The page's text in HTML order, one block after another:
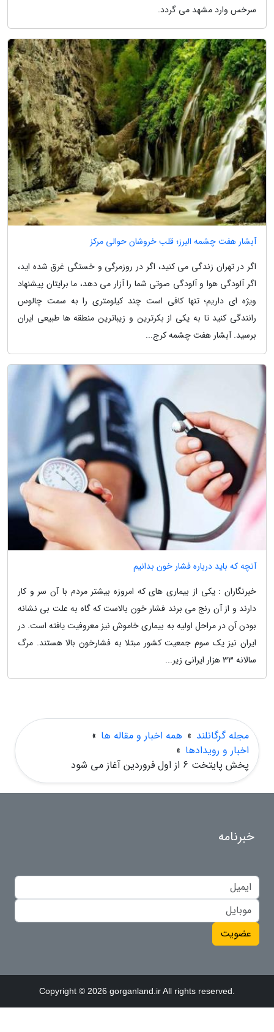
سرخس وارد مشهد می گردد.
آبشار هفت چشمه البرز؛ قلب خروشان حوالی مرکز
اگر در تهران زندگی می کنید، اگر در روزمرگی و خستگی غرق شده اید،
اگر آلودگی هوا و آلودگی صوتی شما را آزار می دهد، ما برایتان پیشنهاد
ویژه ای داریم؛ تنها کافی است چند کیلومتری را به سمت چالوس
رانندگی کنید تا به یکی از بکرترین و زیباترین منطقه ها طبیعی ایران
برسید. آبشار هفت چشمه کرج...
آنچه که باید درباره فشار خون بدانیم
خبرنگاران : یکی از بیماری های که امروزه بیشتر مردم با آن سر و کار
دارند و از آن رنج می برند فشار خون بالاست که گاه به علت بی نشانه
بودن آن در مراحل اولیه به بیماری خاموش نیز معروفیت یافته است. در
ایران نیز یک سوم جمعیت کشور مبتلا به فشارخون بالا هستند. مرگ
سالانه 33 هزار ایرانی زیر...
مجله گرگانلند » همه اخبار و مقاله ها »
اخبار و رویدادها »
پخش پایتخت 6 از اول فروردین آغاز می شود
خبرنامه
عضویت
Copyright © 2026 gorganland.ir All rights reserved.